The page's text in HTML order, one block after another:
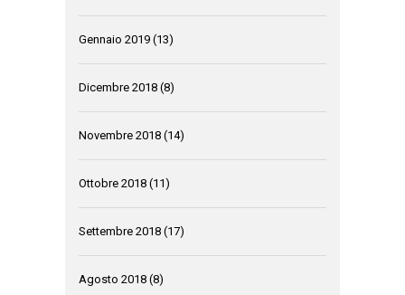
Gennaio 2019 (13)
Dicembre 2018 (8)
Novembre 2018 (14)
Ottobre 2018 (11)
Settembre 2018 (17)
Agosto 2018 (8)